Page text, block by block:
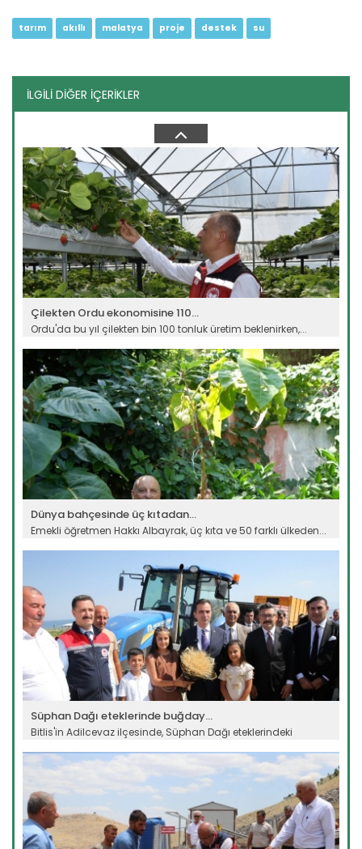
tarım akıllı malatya proje destek su
İLGİLİ DİĞER İÇERİKLER
Çorak arazi meyve bahçesine...
Ağrı Doğubayazıt' ta çetin iklim şartlarına rağmen çorak
Devamını Oku ->
Çilekten Ordu ekonomisine 110...
Ordu'da bu yıl çilekten bin 100 tonluk üretim beklenirken,...
Devamını Oku ->
Dünya bahçesinde üç kıtadan...
Emekli öğretmen Hakkı Albayrak, üç kıta ve 50 farklı ülkeden...
Devamını Oku ->
Süphan Dağı eteklerinde buğday...
Bitlis'in Adilcevaz ilçesinde, Süphan Dağı eteklerindeki
Devamını Oku ->